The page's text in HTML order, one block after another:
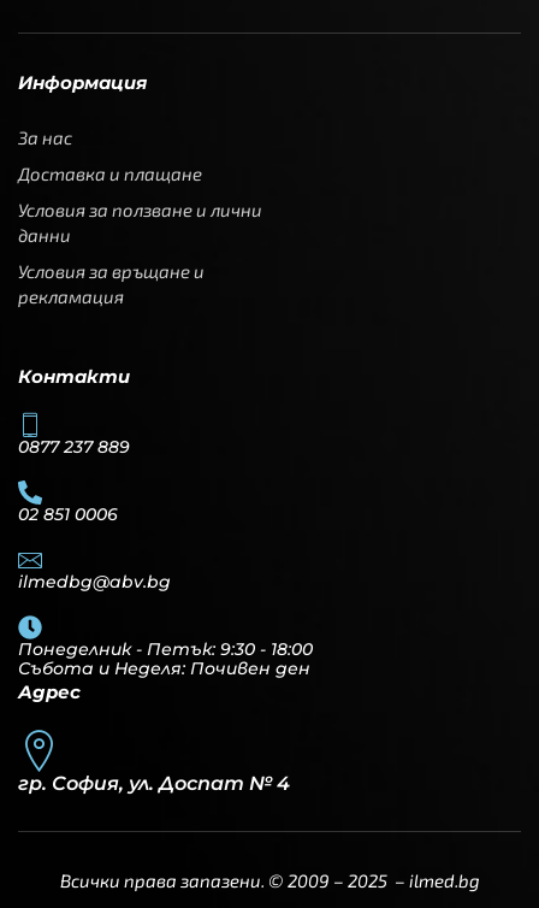
Информация
За нас
Доставка и плащане
Условия за ползване и лични
данни
Условия за връщане и
рекламация
Контакти
0877 237 889
02 851 0006
ilmedbg@abv.bg
Понеделник - Петък: 9:30 - 18:00
Събота и Неделя: Почивен ден
Адрес
гр. София, ул. Доспат № 4
Всички права запазени. © 2009 – 2025 – ilmed.bg